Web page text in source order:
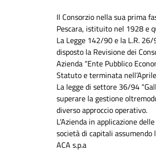
Il Consorzio nella sua prima
Pescara, istituito nel 1928 e
La Legge 142/90 e la L.R.
disposto la Revisione dei
Azienda “Ente Pubblico
Statuto e terminata
La legge di settore 36/94
superare la gestione
diverso approccio operativo.
L’Azienda in applicazione
società di capitali assumendo
ACA s.p.a